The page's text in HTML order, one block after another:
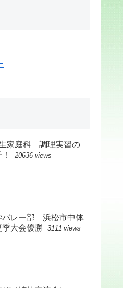
家庭科 調理実習の
20636 views
バレー部 浜松市中体
季大会優勝
3111 views